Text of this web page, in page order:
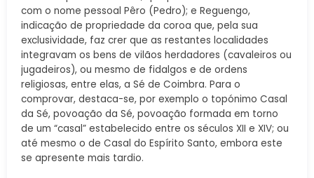
com o nome pessoal Pêro (Pedro); e Reguengo,
indicação de propriedade da coroa que, pela sua
exclusividade, faz crer que as restantes localidades
integravam os bens de vilãos herdadores (cavaleiros ou
jugadeiros), ou mesmo de fidalgos e de ordens
religiosas, entre elas, a Sé de Coimbra. Para o
comprovar, destaca-se, por exemplo o topónimo Casal
da Sé, povoação da Sé, povoação formada em torno
de um “casal” estabelecido entre os séculos XII e XIV; ou
até mesmo o de Casal do Espírito Santo, embora este
se apresente mais tardio.